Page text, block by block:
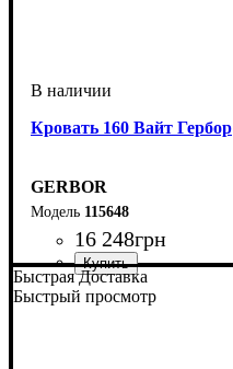
Кровать 160 Вайт Гербор
GERBOR
115648
16 248грн
Быстрая Доставка
Быстрый просмотр